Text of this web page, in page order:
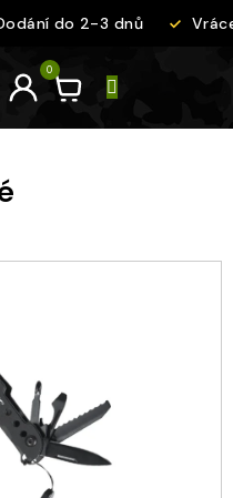
do 2-3 dnů